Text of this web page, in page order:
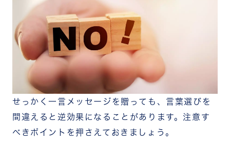
せっかく一言メッセージを贈っても、言葉選びを
間違えると逆効果になることがあります。注意す
べきポイントを押さえておきましょう。